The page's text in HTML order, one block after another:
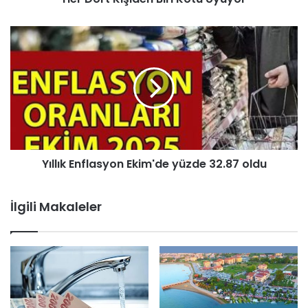
Yıllık Enflasyon Ekim'de yüzde 32.87 oldu
İlgili Makaleler